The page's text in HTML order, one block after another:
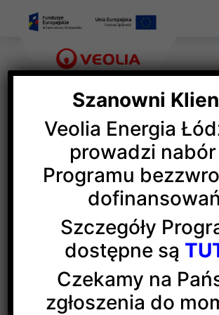
Energetyczna
miast
III Międzynarodowy Kongres
Energetyczna Regeneracja Miast
– w
poświęcony był polityce i procesom
miast w kontekście przemian
Celem Konferencji jest wymiana
Szanowni
Veolia Energia
prowadzi
Programu
Szczegóły
dostępne są
Czekamy na
zgłoszenia do